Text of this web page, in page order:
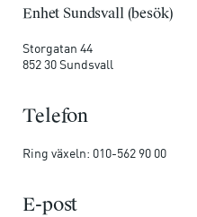
Enhet Sundsvall (besök)
Storgatan 44
852 30 Sundsvall
Telefon
Ring växeln: 010-562 90 00
E-post